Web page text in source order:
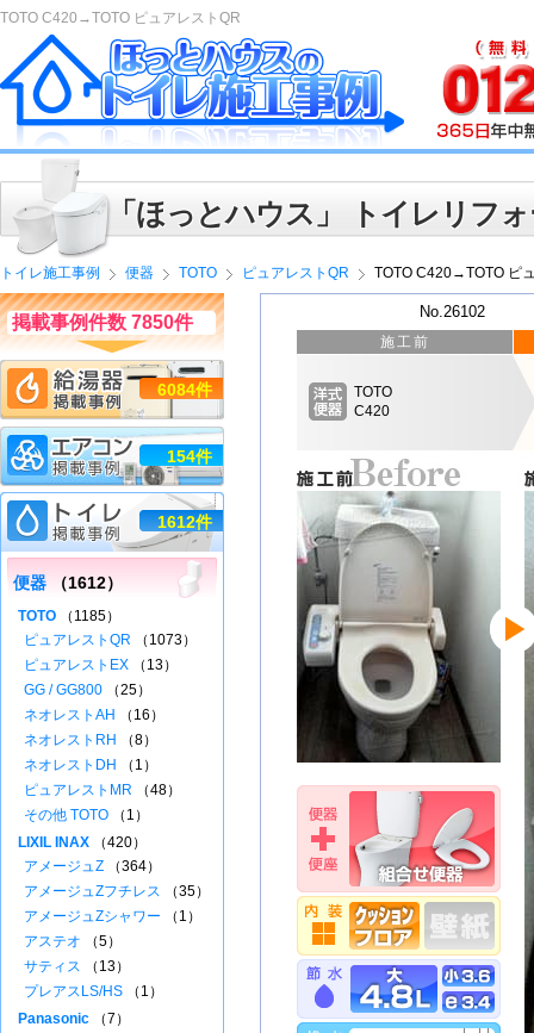
TOTO C420→TOTO ピュアレストQR
「ほっとハウス」 トイレリフ
トイレ施工事例 便器 TOTO ピュアレストQR TOTO C420→TOTO ピ
No.26102
施工前
TOTO
C420
掲載事例件数 7850件
6084件
154件
1612件
便器 （1612）
TOTO （1185）
ピュアレストQR （1073）
ピュアレストEX （13）
GG / GG800 （25）
ネオレストAH
（16）
ネオレストRH
（8）
ネオレストDH
（1）
ピュアレストMR （48）
その他 TOTO （1）
LIXIL INAX （420）
アメージュZ （364）
アメージュZフチレス （35）
アメージュZシャワー （1）
アステオ （5）
サティス （13）
プレアスLS/HS （1）
Panasonic （7）